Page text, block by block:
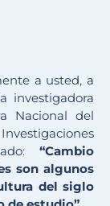
a usted, a
investigadora
Nacional del
“Cambio
son algunos
del siglo